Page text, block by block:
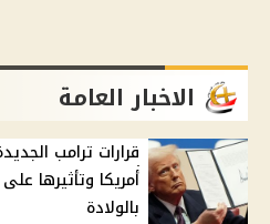
الاخبار العامة
قرارات ترامب
أمريكا وتأثيرها
بالولادة